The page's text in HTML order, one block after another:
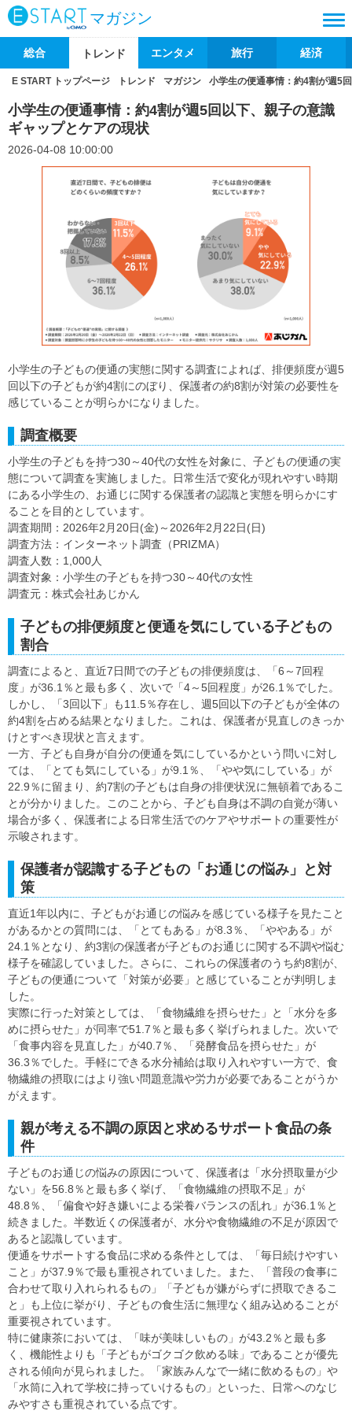
マガジン
総合 トレンド エンタメ 旅行 経済
E START トップページ トレンド マガジン 小学生の便通事情：約4割が週5
小学生の便通事情：約4割が週5回以下、親子の意識
ギャップとケアの現状
2026-04-08 10:00:00
小学生の子どもの便通の実態に関する調査によれば、排便頻度が週5
回以下の子どもが約4割にのぼり、保護者の約8割が対策の必要性を
感じていることが明らかになりました。
調査概要
小学生の子どもを持つ30～40代の女性を対象に、子どもの便通の実
態について調査を実施しました。日常生活で変化が現れやすい時期
にある小学生の、お通じに関する保護者の認識と実態を明らかにす
ることを目的としています。
調査期間：2026年2月20日(金)～2026年2月22日(日)
調査方法：インターネット調査（PRIZMA）
調査人数：1,000人
調査対象：小学生の子どもを持つ30～40代の女性
調査元：株式会社あじかん
子どもの排便頻度と便通を気にしている子どもの
割合
調査によると、直近7日間での子どもの排便頻度は、「6～7回程
度」が36.1％と最も多く、次いで「4～5回程度」が26.1％でした。
しかし、「3回以下」も11.5％存在し、週5回以下の子どもが全体の
約4割を占める結果となりました。これは、保護者が見直しのきっか
けとすべき現状と言えます。
一方、子ども自身が自分の便通を気にしているかという問いに対し
ては、「とても気にしている」が9.1％、「やや気にしている」が
22.9％に留まり、約7割の子どもは自身の排便状況に無頓着であるこ
とが分かりました。このことから、子ども自身は不調の自覚が薄い
場合が多く、保護者による日常生活でのケアやサポートの重要性が
示唆されます。
保護者が認識する子どもの「お通じの悩み」と対
策
直近1年以内に、子どもがお通じの悩みを感じている様子を見たこと
があるかとの質問には、「とてもある」が8.3％、「ややある」が
24.1％となり、約3割の保護者が子どものお通じに関する不調や悩む
様子を確認していました。さらに、これらの保護者のうち約8割が、
子どもの便通について「対策が必要」と感じていることが判明しま
した。
実際に行った対策としては、「食物繊維を摂らせた」と「水分を多
めに摂らせた」が同率で51.7％と最も多く挙げられました。次いで
「食事内容を見直した」が40.7％、「発酵食品を摂らせた」が
36.3％でした。手軽にできる水分補給は取り入れやすい一方で、食
物繊維の摂取にはより強い問題意識や労力が必要であることがうか
がえます。
親が考える不調の原因と求めるサポート食品の条
件
子どものお通じの悩みの原因について、保護者は「水分摂取量が少
ない」を56.8％と最も多く挙げ、「食物繊維の摂取不足」が
48.8％、「偏食や好き嫌いによる栄養バランスの乱れ」が36.1％と
続きました。半数近くの保護者が、水分や食物繊維の不足が原因で
あると認識しています。
便通をサポートする食品に求める条件としては、「毎日続けやすい
こと」が37.9％で最も重視されていました。また、「普段の食事に
合わせて取り入れられるもの」「子どもが嫌がらずに摂取できるこ
と」も上位に挙がり、子どもの食生活に無理なく組み込めることが
重要視されています。
特に健康茶においては、「味が美味しいもの」が43.2％と最も多
く、機能性よりも「子どもがゴクゴク飲める味」であることが優先
される傾向が見られました。「家族みんなで一緒に飲めるもの」や
「水筒に入れて学校に持っていけるもの」といった、日常へのなじ
みやすさも重視されている点です。